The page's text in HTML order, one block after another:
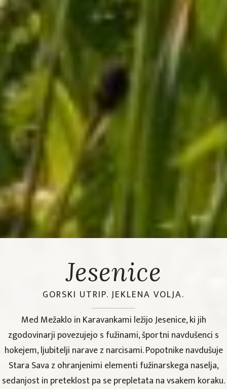
Jesenice
GORSKI UTRIP. JEKLENA VOLJA.
Med Mežaklo in Karavankami ležijo Jesenice, ki jih
zgodovinarji povezujejo s fužinami, športni navdušenci s
hokejem, ljubitelji narave z narcisami. Popotnike navdušuje
Stara Sava z ohranjenimi elementi fužinarskega naselja,
sedanjost in preteklost pa se prepletata na vsakem koraku.